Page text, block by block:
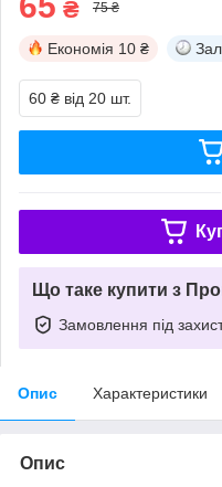
₴ 75 ₴
Економія 10 ₴
60 ₴ від 20 шт.
Що таке купити з
Замовлення під
Опис Характеристики
Опис